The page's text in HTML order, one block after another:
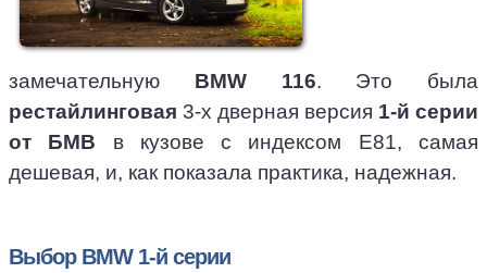
замечательную BMW 116. Это была
рестайлинговая 3-х дверная версия 1-й серии
от БМВ в кузове с индексом E81, самая
дешевая, и, как показала практика, надежная.
Выбор BMW 1-й серии